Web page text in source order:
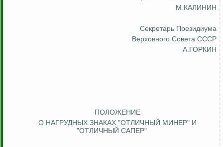
М.КАЛИНИН
Секретарь Президиума
Верховного Совета СССР
А.ГОРКИН
ПОЛОЖЕНИЕ
О НАГРУДНЫХ ЗНАКАХ "ОТЛИЧНЫЙ МИНЕР" И
"ОТЛИЧНЫЙ САПЕР"